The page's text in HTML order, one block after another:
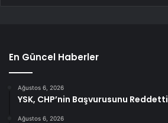
En Güncel Haberler
Ağustos 6, 2026
YSK, CHP’nin Başvurusunu Reddetti
Ağustos 6, 2026